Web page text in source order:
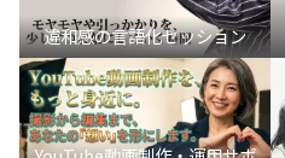
違和感の言語化セッション